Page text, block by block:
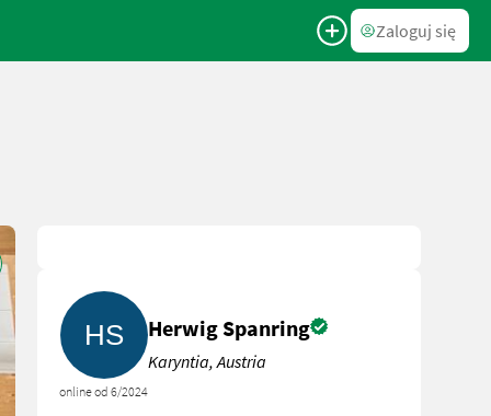
Zaloguj się
online od 6/2024
Herwig Spanring
Karyntia, Austria